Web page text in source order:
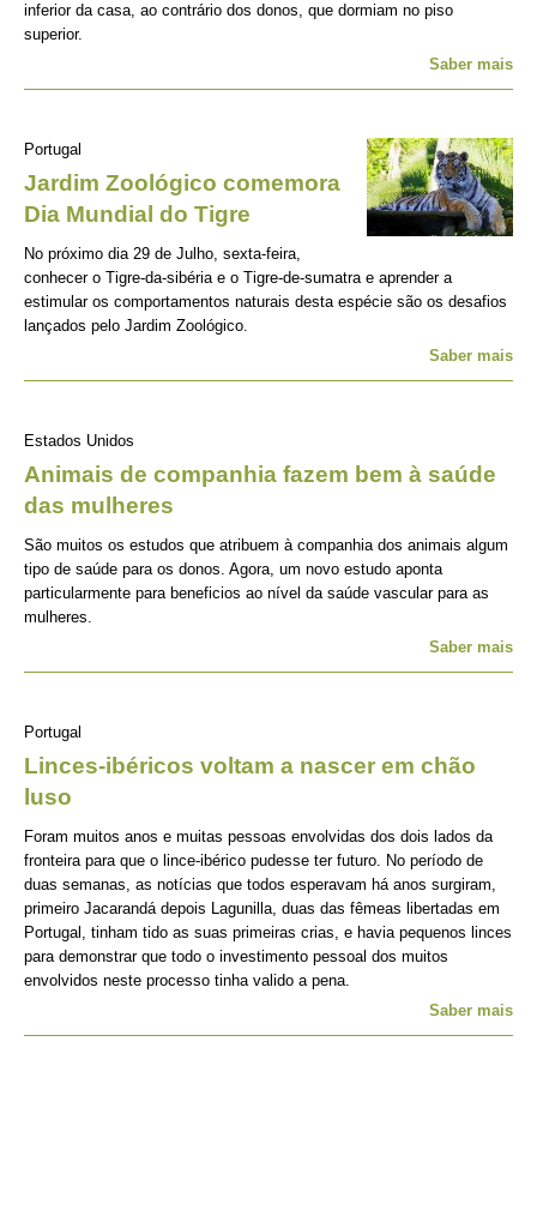
inferior da casa, ao contrário dos donos, que dormiam no piso
superior.
Saber mais
Portugal
Jardim Zoológico comemora
Dia Mundial do Tigre
No próximo dia 29 de Julho, sexta-feira,
conhecer o Tigre-da-sibéria e o Tigre-de-sumatra e aprender a
estimular os comportamentos naturais desta espécie são os desafios
lançados pelo Jardim Zoológico.
Saber mais
Estados Unidos
Animais de companhia fazem bem à saúde
das mulheres
São muitos os estudos que atribuem à companhia dos animais algum
tipo de saúde para os donos. Agora, um novo estudo aponta
particularmente para beneficios ao nível da saúde vascular para as
mulheres.
Saber mais
Portugal
Linces-ibéricos voltam a nascer em chão
luso
Foram muitos anos e muitas pessoas envolvidas dos dois lados da
fronteira para que o lince-ibérico pudesse ter futuro. No período de
duas semanas, as notícias que todos esperavam há anos surgiram,
primeiro Jacarandá depois Lagunilla, duas das fêmeas libertadas em
Portugal, tinham tido as suas primeiras crias, e havia pequenos linces
para demonstrar que todo o investimento pessoal dos muitos
envolvidos neste processo tinha valido a pena.
Saber mais